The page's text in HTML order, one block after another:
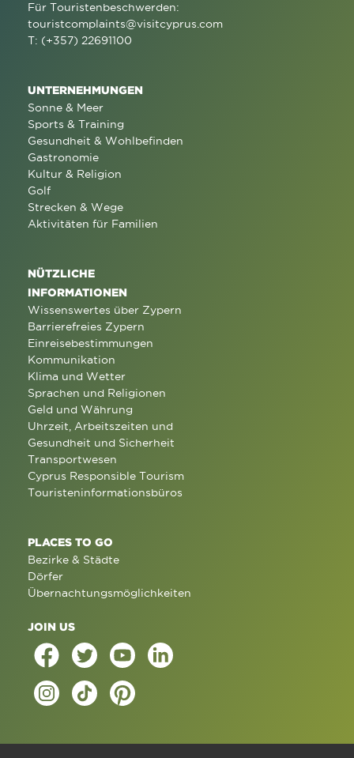
Für Touristenbeschwerden:
touristcomplaints@visitcyprus.com
T: (+357) 22691100
UNTERNEHMUNGEN
Sonne & Meer
Sports & Training
Gesundheit & Wohlbefinden
Gastronomie
Kultur & Religion
Golf
Strecken & Wege
Aktivitäten für Familien
NÜTZLICHE
INFORMATIONEN
Wissenswertes über Zypern
Barrierefreies Zypern
Einreisebestimmungen
Kommunikation
Klima und Wetter
Sprachen und Religionen
Geld und Währung
Uhrzeit, Arbeitszeiten und
Gesundheit und Sicherheit
Transportwesen
Cyprus Responsible Tourism
Touristeninformationsbüros
PLACES TO GO
Bezirke & Städte
Dörfer
Übernachtungsmöglichkeiten
JOIN US